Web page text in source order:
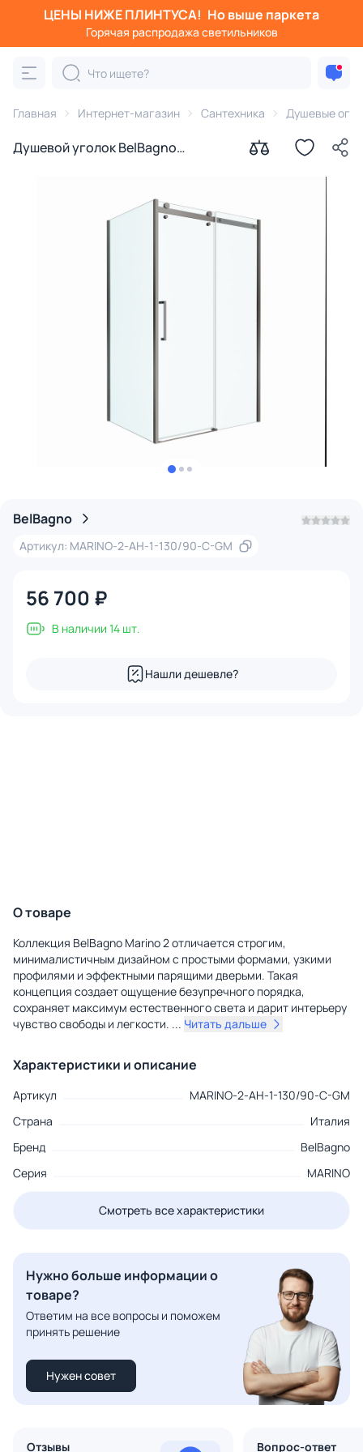
ЦЕНЫ НИЖЕ ПЛИНТУСА! Но выше паркета
Горячая распродажа светильников
Главная Интернет-магазин Сантехника Душевые
Душевой уголок BelBagno
прозрачное 130x90
BelBagno
Артикул: MARINO-2-AH-1-130/90-C-GM
56 700 ₽
В наличии 14 шт.
Нашли дешевле?
О товаре
Коллекция BelBagno Marino 2 отличается строгим,
минималистичным дизайном с простыми формами, узкими
профилями и эффектными парящими дверьми. Такая
концепция создает ощущение безупречного порядка,
сохраняет максимум естественного света и дарит интерьеру
чувство свободы и легкости. ... Читать дальше
Характеристики и описание
Артикул
MARINO-2-AH-1-130/90-C-GM
Страна
Италия
Бренд
BelBagno
Серия
MARINO
Смотреть все характеристики
Нужно больше информации о
товаре?
Ответим на все вопросы и поможем
принять решение
Нужен совет
Отзывы Вопрос-ответ